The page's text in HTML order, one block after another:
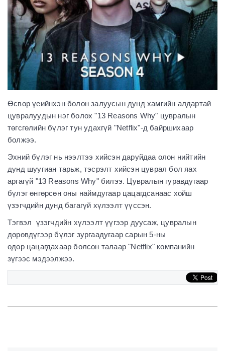
Өсвөр үеийнхэн болон залуусын дунд хамгийн алдартай
цувралуудын нэг болох "13 Reasons Why" цувралын
төгсгөлийн бүлэг тун удахгүй "Netflix"-д байршихаар
болжээ.
Эхний бүлэг нь нээлтээ хийсэн даруйдаа олон нийтийн
дунд шуугиан тарьж, тэсрэлт хийсэн цуврал бол яах
аргагүй "13 Reasons Why" билээ. Цувралын гуравдугаар
бүлэг өнгөрсөн оны наймдугаар цацагдсанаас хойш
үзэгчдийн дунд багагүй хүлээлт үүссэн.
Тэгвэл үзэгчдийн хүлээлт үүгээр дуусаж, цувралын
дөрөвдүгээр бүлэг зургаадугаар сарын 5-ны
өдөр цацагдахаар болсон талаар "Netflix" компанийн
зүгээс мэдээлжээ.